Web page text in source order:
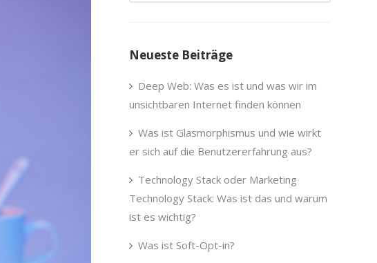
Neueste Beiträge
Deep Web: Was es ist und was wir im
unsichtbaren Internet finden können
Was ist Glasmorphismus und wie wirkt
er sich auf die Benutzererfahrung aus?
Technology Stack oder Marketing
Technology Stack: Was ist das und warum
ist es wichtig?
Was ist Soft-Opt-in?